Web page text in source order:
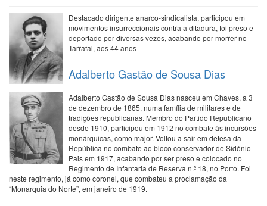
Destacado dirigente anarco-sindicalista, participou em
movimentos insurreccionais contra a ditadura, foi preso e
deportado por diversas vezes, acabando por morrer no
Tarrafal, aos 44 anos
Adalberto Gastão de Sousa Dias
Adalberto Gastão de Sousa Dias nasceu em Chaves, a 3
de dezembro de 1865, numa família de militares e de
tradições republicanas. Membro do Partido Republicano
desde 1910, participou em 1912 no combate às incursões
monárquicas, como major. Voltou a sair em defesa da
República no combate ao bloco conservador de Sidónio
Pais em 1917, acabando por ser preso e colocado no
Regimento de Infantaria de Reserva n.º 18, no Porto. Foi
neste regimento, já como coronel, que combateu a proclamação da
“Monarquia do Norte”, em janeiro de 1919.